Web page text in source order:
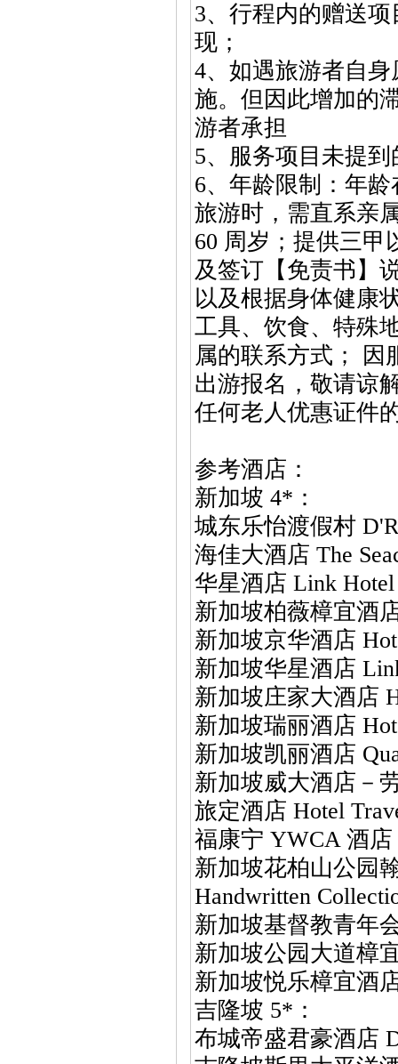
3、行程内的赠送
现；
4、如遇旅游者自
施。但因此增加的
游者承担
5、服务项目未提
6、年龄限制：年
旅游时，需直系亲
60 周岁；提供三甲
及签订【免责书】
以及根据身体健康
工具、饮食、特殊
属的联系方式； 因
出游报名，敬请谅
任何老人优惠证件
参考酒店：
新加坡 4*：
城东乐怡渡假村
海佳大酒店 The
华星酒店 Link Hotel
新加坡柏薇樟宜酒
新加坡京华酒店
新加坡华星酒店
新加坡庄家大酒店
新加坡瑞丽酒店
新加坡凯丽酒店
新加坡威大酒店－
旅定酒店 Hotel
福康宁 YWCA 酒店
新加坡花柏山公园
Handwritten
新加坡基督教青年
新加坡公园大道樟
新加坡悦乐樟宜酒
吉隆坡 5*：
布城帝盛君豪酒店